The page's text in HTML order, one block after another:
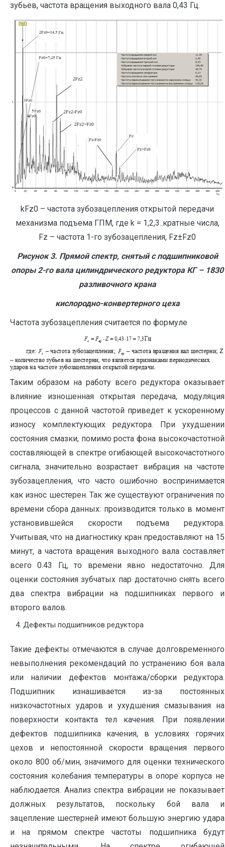
зубьев, частота вращения выходного вала 0,43 Гц.
kFz0 – частота зубозацепления открытой передачи
механизма подъема ГПМ, где k = 1,2,3..кратные числа,
Fz – частота 1-го зубозацепления, Fz±Fz0
Рисунок 3. Прямой спектр, снятый с подшипниковой
опоры 2-го вала цилиндрического редуктора КГ – 1830
разливочного крана
кислородно-конвертерного цеха
Частота зубозацепления считается по формуле
Таким образом на работу всего редуктора оказывает
влияние изношенная открытая передача, модуляция
процессов с данной частотой приведет к ускоренному
износу комплектующих редуктора. При ухудшении
состояния смазки, помимо роста фона высокочастотной
составляющей в спектре огибающей высокочастотного
сигнала, значительно возрастает вибрация на частоте
зубозацепления, что часто ошибочно воспринимается
как износ шестерен. Так же существуют ограничения по
времени сбора данных: производится только в момент
установившейся скорости подъема редуктора.
Учитывая, что на диагностику кран предоставляют на 15
минут, а частота вращения выходного вала составляет
всего 0.43 Гц, то времени явно недостаточно. Для
оценки состояния зубчатых пар достаточно снять всего
два спектра вибрации на подшипниках первого и
второго валов.
Дефекты подшипников редуктора
Такие дефекты отмечаются в случае долговременного
невыполнения рекомендаций по устранению боя вала
или наличии дефектов монтажа/сборки редуктора.
Подшипник изнашивается из-за постоянных
низкочастотных ударов и ухудшения смазывания на
поверхности контакта тел качения. При появлении
дефектов подшипника качения, в условиях горячих
цехов и непостоянной скорости вращения первого
около 800 об/мин, значимого для оценки технического
состояния колебания температуры в опоре корпуса не
наблюдается. Анализ спектра вибрации не показывает
должных результатов, поскольку бой вала и
зацепление шестерней имеют большую энергию удара
и на прямом спектре частоты подшипника будут